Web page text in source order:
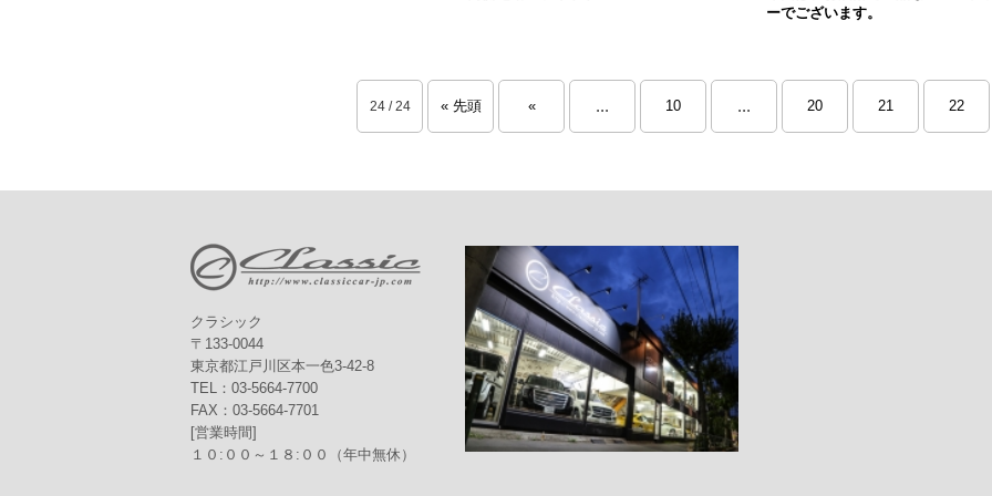
ーでございます。
24 / 24 « 先頭 « ... 10 ... 20 21 22
クラシック
〒133-0044
東京都江戸川区本一色3-42-8
TEL：03-5664-7700
FAX：03-5664-7701
[営業時間]
１０:００～１８:００（年中無休）